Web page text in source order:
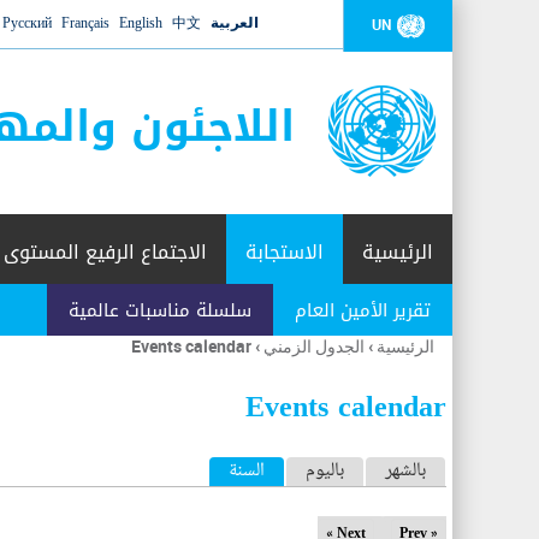
UN العربية 中文
English
Français
Русский
اللاجئون
الرئيسية الاستجابة
تقرير الأمين العام سلسلة مناسبات عالمية
الاجتماع الرفيع المستوى
أنت
هنا
الرئيسية › الجدول الزمني ›
Events calendar
Events calendar
ا
ل
بالشهر باليوم السنة (علامة التبويب النشطة)